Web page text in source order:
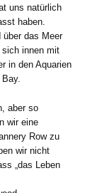
uns natürlich
haben.
über das Meer
innen mit
in den Aquarien
aber so
wir eine
Row zu
wir nicht
„das Leben